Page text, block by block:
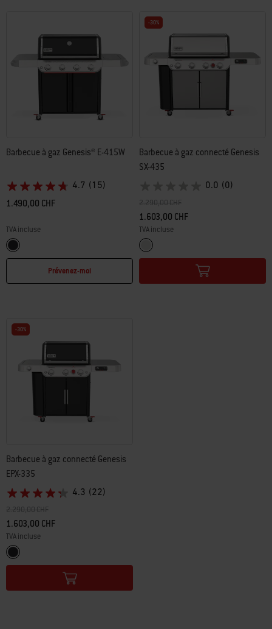
Barbecue à gaz Genesis® E-415W
4.7 (15)
1.490,00 CHF
TVA incluse
Color Options
Noir
Prévenez-moi
-30%
Barbecue à gaz connecté Genesis
SX-435
0.0 (0)
Prix réduit de
2.290,00 CHFà
1.603,00 CHF
TVA incluse
Color Options
Inox
-30%
Barbecue à gaz connecté Genesis
EPX-335
4.3 (22)
Prix réduit de
2.290,00 CHFà
1.603,00 CHF
TVA incluse
Color Options
Noir